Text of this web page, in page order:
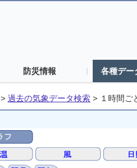
防災情報 各種デー
> 過去の気象データ検索 > １時間ご